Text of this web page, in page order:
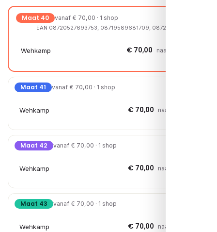
Maat 40 vanaf € 70,00 · 1 shop
EAN 08720527693753, 08719589681709, 08720527696051
Wehkamp € 70,00 naar shop →
Maat 41 vanaf € 70,00 · 1 shop
Wehkamp € 70,00 naar shop →
Maat 42 vanaf € 70,00 · 1 shop
Wehkamp € 70,00 naar shop →
Maat 43 vanaf € 70,00 · 1 shop
Wehkamp € 70,00 naar shop →